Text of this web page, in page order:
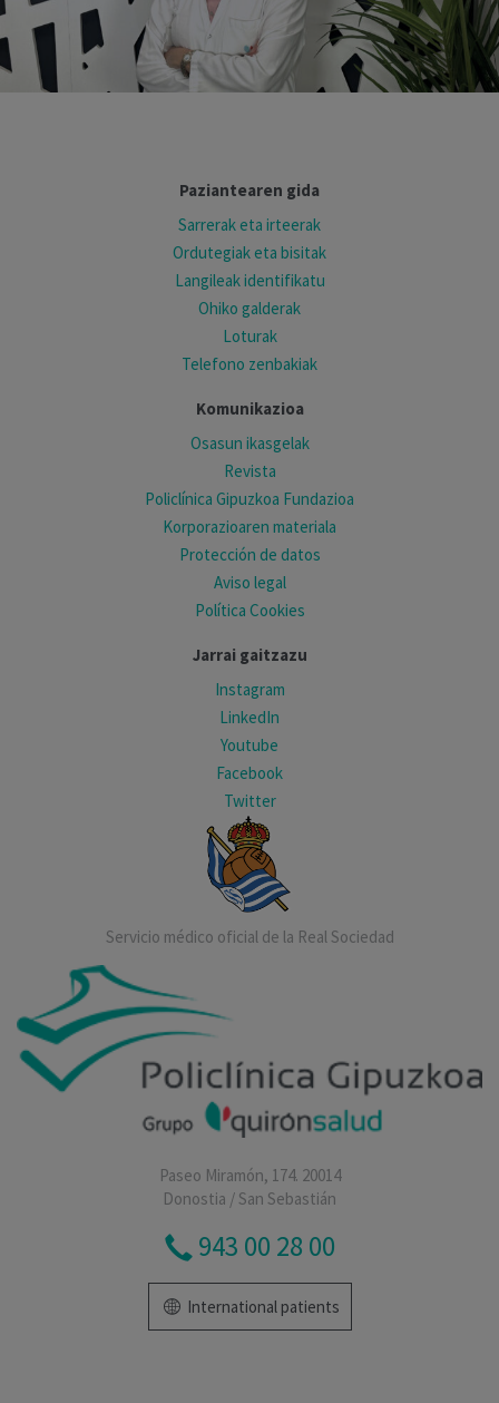
Paziantearen gida
Sarrerak eta irteerak
Ordutegiak eta bisitak
Langileak identifikatu
Ohiko galderak
Loturak
Telefono zenbakiak
Komunikazioa
Osasun ikasgelak
Revista
Policlínica Gipuzkoa Fundazioa
Korporazioaren materiala
Protección de datos
Aviso legal
Política Cookies
Jarrai gaitzazu
Instagram
LinkedIn
Youtube
Facebook
Twitter
Servicio médico oficial de la Real Sociedad
Paseo Miramón, 174. 20014
Donostia / San Sebastián
943 00 28 00
International patients